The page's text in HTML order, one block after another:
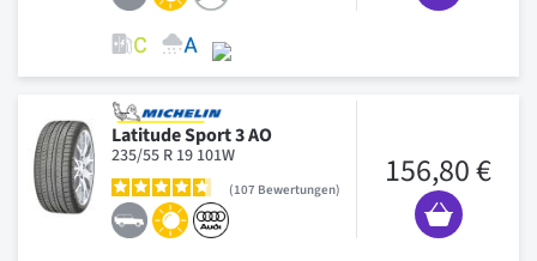
Latitude Sport 3 AO
235/55 R 19 101W
107 Bewertungen 156,80 €